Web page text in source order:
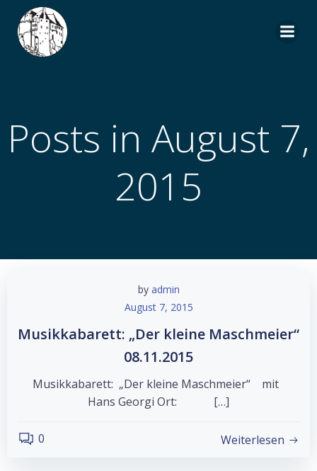
Posts in August 7,
2015
by admin
August 7, 2015
Musikkabarett: „Der kleine Maschmeier“
08.11.2015
Musikkabarett: „Der kleine Maschmeier“ mit
Hans Georgi Ort: […]
0 Weiterlesen